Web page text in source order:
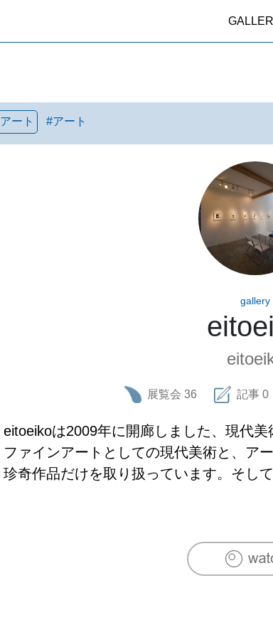
アート #アート
gallery
展覧会 36 記事 0
eitoeikoは2009年に開廊しました、現代美
ファインアートとしての現代美術と、ア
珍奇作品だけを取り扱っています。そし
の周囲に竹矢来を巡らせていたことから
クラフトサイエンスの安井正が設計し、